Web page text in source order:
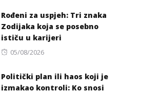
Rođeni za uspjeh: Tri znaka
Zodijaka koja se posebno
ističu u karijeri
Posted
05/08/2026
Politički plan ili haos koji je
izmakao kontroli: Ko snosi